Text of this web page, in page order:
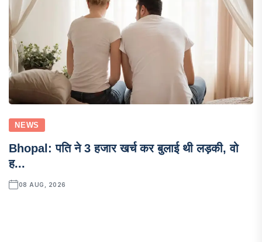
NEWS
Bhopal: पति ने 3 हजार खर्च कर बुलाई थी लड़की, वो
ह...
08 AUG, 2026